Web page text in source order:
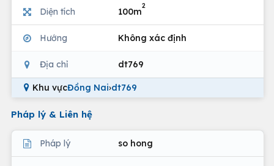
Diện tích 100m
2
Hướng Không xác định
Địa chỉ dt769
Khu vựcĐồng Nai›dt769
Pháp lý & Liên hệ
Pháp lý so hong